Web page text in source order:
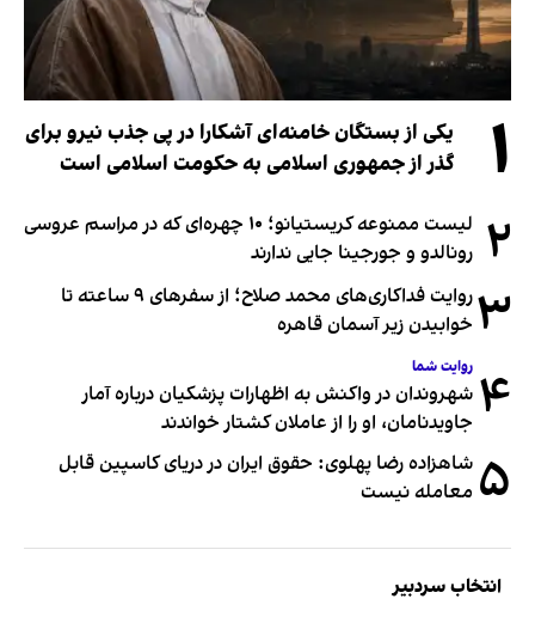
۱
یکی از بستگان خامنه‌ای آشکارا در پی جذب نیرو برای
گذر از جمهوری اسلامی به حکومت اسلامی است
۲
لیست ممنوعه کریستیانو؛ ۱۰ چهره‌ای که در مراسم عروسی
رونالدو و جورجینا جایی ندارند
۳
روایت فداکاری‌های محمد صلاح؛ از سفرهای ۹ ساعته تا
خوابیدن زیر آسمان قاهره
۴ روایت شما
شهروندان در واکنش به اظهارات پزشکیان درباره آمار
جاویدنامان، او را از عاملان کشتار خواندند
۵ شاهزاده رضا پهلوی: حقوق ایران در دریای کاسپین قابل
معامله نیست
انتخاب سردبیر